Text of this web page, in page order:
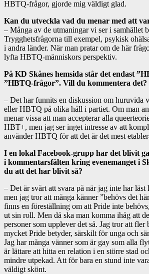
HBTQ-frågor, gjorde mig väldigt glad.
Kan du utveckla vad du menar med att
– Många av de utmaningar vi ser i samhället
Trygghetsfrågorna till exempel, psykisk
i andra länder. När man pratar om de här
lyfta HBTQ-människors perspektiv.
På KD Skånes hemsida står det endast
”HBTQ-frågor”. Vill du kommentera det?
– Det har funnits en diskussion om huruvida
eller HBTQ på olika håll i partiet. Om man
menar vissa att man accepterar alla
HBT+, men jag ser inget intresse av att
använder HBTQ för att det är det mest
I en lokal Facebook-grupp har det blivit
i kommentarsfälten kring evenemanget i
du att det har blivit så?
– Det är svårt att svara på när jag inte har läst
men jag tror att många känner ”behövs det
finns en föreställning om att Pride inte
ut sin roll. Men då ska man komma ihåg att
personer som upplever det så. Jag tror att fler
mycket Pride betyder, särskilt för unga och
Jag har många vänner som är gay som alla
är lättare att hitta en relation i en större stad
mindre utpekad. Att för bara en stund inte
väldigt skönt.